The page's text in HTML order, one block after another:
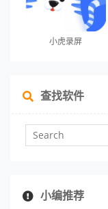
小虎录屏
查找软件
小编推荐